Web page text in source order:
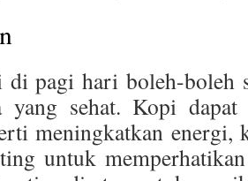
pagi hari boleh-boleh
yang sehat. Kopi dapat
meningkatkan energi,
untuk